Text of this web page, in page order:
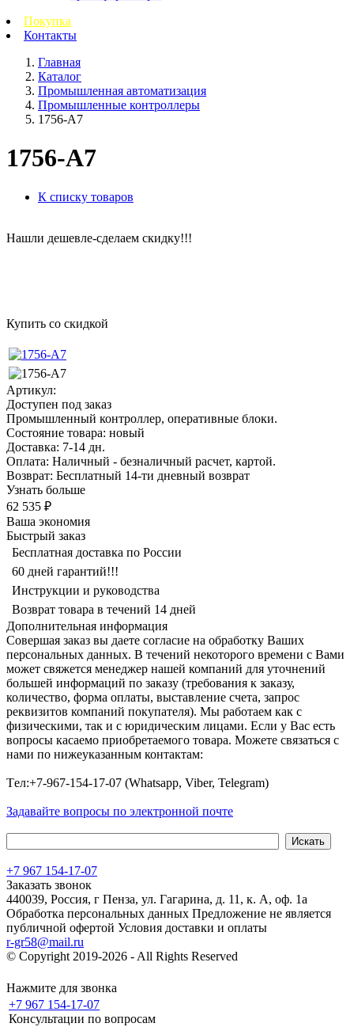
Покупка
Контакты
Главная
Каталог
Промышленная автоматизация
Промышленные контроллеры
1756-A7
1756-A7
К списку товаров
Нашли дешевле-сделаем скидку!!!
Купить со скидкой
Артикул:
Доступен под заказ
Промышленный контроллер, оперативные блоки.
Состояние товара: новый
Доставка: 7-14 дн.
Оплата: Наличный - безналичный расчет, картой.
Возврат: Бесплатный 14-ти дневный возврат
Узнать больше
62 535 ₽
Ваша экономия
Быстрый заказ
Бесплатная доставка по России
60 дней гарантий!!!
Инструкции и руководства
Возврат товара в течений 14 дней
Дополнительная информация
Совершая заказ вы даете согласие на обработку Ваших
персональных данных. В течений некоторого времени с Вами
может свяжется менеджер нашей компаний для уточнений
большей информаций по заказу (требования к заказу,
количество, форма оплаты, выставление счета, запрос
реквизитов компаний покупателя). Мы работаем как с
физическими, так и с юридическим лицами. Если у Вас есть
вопросы касаемо приобретаемого товара. Можете связаться с
нами по нижеуказанным контактам:
Tел:+7-967-154-17-07 (Whatsapp, Viber, Telegram)
Задавайте вопросы по электронной почте
+7 967 154-17-07
Заказать звонок
440039, Россия, г Пенза, ул. Гагарина, д. 11, к. А, оф. 1а
Обработка персональных данных Предложение не является
публичной офертой Условия доставки и оплаты
r-gr58@mail.ru
© Copyright 2019-2026 - All Rights Reserved
Нажмите для звонка
+7 967 154-17-07
Консультации по вопросам